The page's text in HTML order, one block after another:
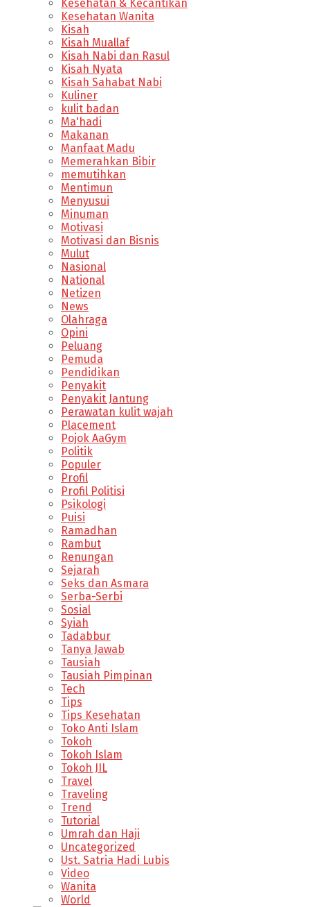
Kesehatan & Kecantikan
Kesehatan Wanita
Kisah
Kisah Muallaf
Kisah Nabi dan Rasul
Kisah Nyata
Kisah Sahabat Nabi
Kuliner
kulit badan
Ma'hadi
Makanan
Manfaat Madu
Memerahkan Bibir
memutihkan
Mentimun
Menyusui
Minuman
Motivasi
Motivasi dan Bisnis
Mulut
Nasional
National
Netizen
News
Olahraga
Opini
Peluang
Pemuda
Pendidikan
Penyakit
Penyakit Jantung
Perawatan kulit wajah
Placement
Pojok AaGym
Politik
Populer
Profil
Profil Politisi
Psikologi
Puisi
Ramadhan
Rambut
Renungan
Sejarah
Seks dan Asmara
Serba-Serbi
Sosial
Syiah
Tadabbur
Tanya Jawab
Tausiah
Tausiah Pimpinan
Tech
Tips
Tips Kesehatan
Toko Anti Islam
Tokoh
Tokoh Islam
Tokoh JIL
Travel
Traveling
Trend
Tutorial
Umrah dan Haji
Uncategorized
Ust. Satria Hadi Lubis
Video
Wanita
World